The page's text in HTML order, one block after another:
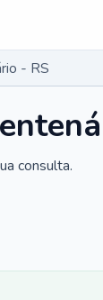
- RS
consulta.